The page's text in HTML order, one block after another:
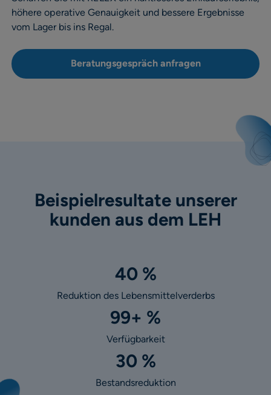
höhere operative Genauigkeit und bessere Ergebnisse
vom Lager bis ins Regal.
Beratungsgespräch anfragen
Beispielresultate unserer
kunden aus dem LEH
40 %
Reduktion des Lebensmittelverderbs
99+ %
Verfügbarkeit
30 %
Bestandsreduktion